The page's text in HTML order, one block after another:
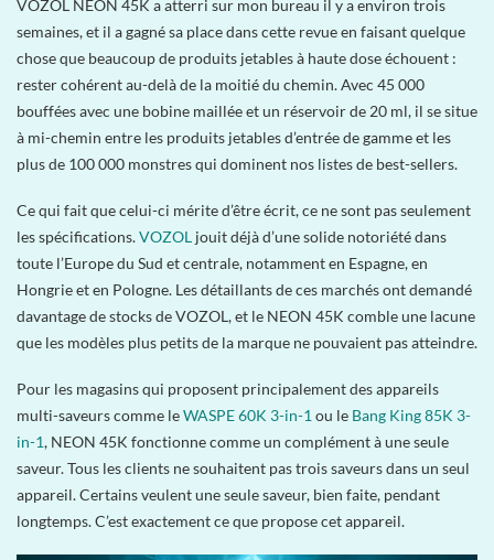
VOZOL NEON 45K a atterri sur mon bureau il y a environ trois
semaines, et il a gagné sa place dans cette revue en faisant quelque
chose que beaucoup de produits jetables à haute dose échouent :
rester cohérent au-delà de la moitié du chemin. Avec 45 000
bouffées avec une bobine maillée et un réservoir de 20 ml, il se situe
à mi-chemin entre les produits jetables d’entrée de gamme et les
plus de 100 000 monstres qui dominent nos listes de best-sellers.
Ce qui fait que celui-ci mérite d’être écrit, ce ne sont pas seulement
les spécifications.VOZOL jouit déjà d’une solide notoriété dans
toute l’Europe du Sud et centrale, notamment en Espagne, en
Hongrie et en Pologne. Les détaillants de ces marchés ont demandé
davantage de stocks de VOZOL, et le NEON 45K comble une lacune
que les modèles plus petits de la marque ne pouvaient pas atteindre.
Pour les magasins qui proposent principalement des appareils
multi-saveurs comme leWASPE 60K 3-in-1 ou le Bang King 85K 3-
in-1, NEON 45K fonctionne comme un complément à une seule
saveur. Tous les clients ne souhaitent pas trois saveurs dans un seul
appareil. Certains veulent une seule saveur, bien faite, pendant
longtemps. C’est exactement ce que propose cet appareil.